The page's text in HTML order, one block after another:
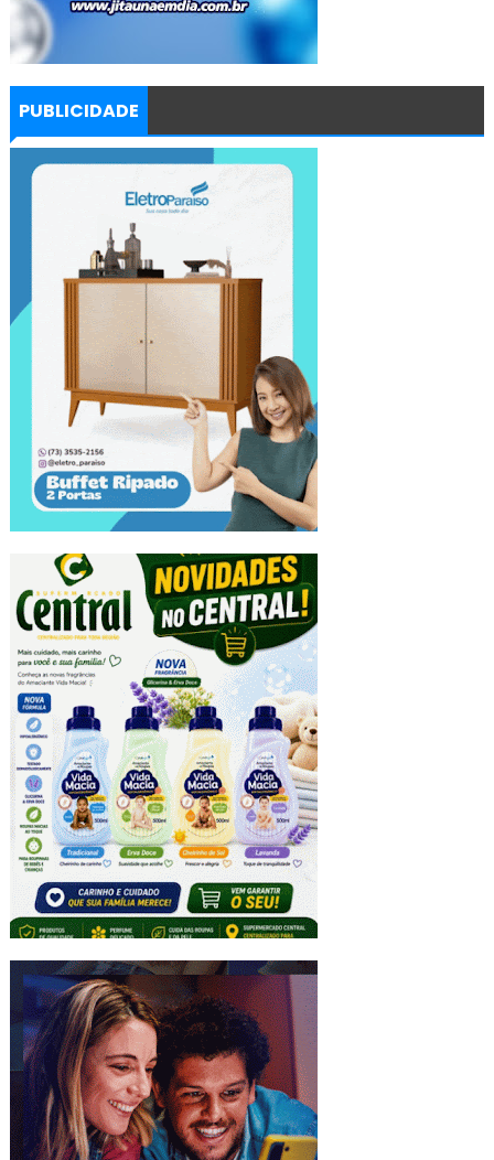
PUBLICIDADE